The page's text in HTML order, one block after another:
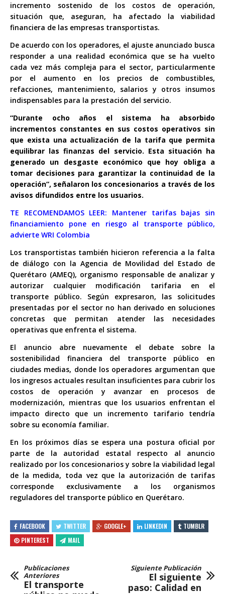
incremento sostenido de los costos de operación,
situación que, aseguran, ha afectado la viabilidad
financiera de las empresas transportistas.
De acuerdo con los operadores, el ajuste anunciado busca
responder a una realidad económica que se ha vuelto
cada vez más compleja para el sector, particularmente
por el aumento en los precios de combustibles,
refacciones, mantenimiento, salarios y otros insumos
indispensables para la prestación del servicio.
“Durante ocho años el sistema ha absorbido
incrementos constantes en sus costos operativos sin
que exista una actualización de la tarifa que permita
equilibrar las finanzas del servicio. Esta situación ha
generado un desgaste económico que hoy obliga a
tomar decisiones para garantizar la continuidad de la
operación”, señalaron los concesionarios a través de los
avisos difundidos entre los usuarios.
TE RECOMENDAMOS LEER: Mantener tarifas bajas sin
financiamiento pone en riesgo al transporte público,
advierte WRI Colombia
Los transportistas también hicieron referencia a la falta
de diálogo con la Agencia de Movilidad del Estado de
Querétaro (AMEQ), organismo responsable de analizar y
autorizar cualquier modificación tarifaria en el
transporte público. Según expresaron, las solicitudes
presentadas por el sector no han derivado en soluciones
concretas que permitan atender las necesidades
operativas que enfrenta el sistema.
El anuncio abre nuevamente el debate sobre la
sostenibilidad financiera del transporte público en
ciudades medias, donde los operadores argumentan que
los ingresos actuales resultan insuficientes para cubrir los
costos de operación y avanzar en procesos de
modernización, mientras que los usuarios enfrentan el
impacto directo que un incremento tarifario tendría
sobre su economía familiar.
En los próximos días se espera una postura oficial por
parte de la autoridad estatal respecto al anuncio
realizado por los concesionarios y sobre la viabilidad legal
de la medida, toda vez que la autorización de tarifas
corresponde exclusivamente a los organismos
reguladores del transporte público en Querétaro.
FACEBOOK TWITTER GOOGLE+ LINKEDIN
TUMBLR
PINTEREST
MAIL
Publicaciones
Anteriores
El transporte
Siguiente Publicación
El siguiente
paso: Calidad en